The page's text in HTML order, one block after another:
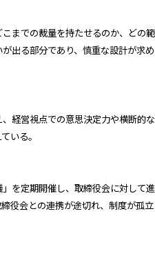
までの裁量を持たせるのか、どの
出る部分であり、慎重な設計が求
経営視点での意思決定力や横断的
いる。
を定期開催し、取締役会に対して
役会との連携が途切れ、制度が孤